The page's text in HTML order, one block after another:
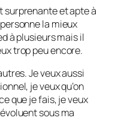
surprenante et apte à
la mieux
à plusieurs mais il
trop peu encore.
Je veux aussi
je veux qu’on
que je fais, je veux
sous ma